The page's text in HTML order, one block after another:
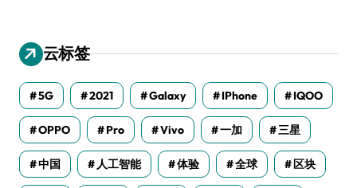
云标签
5G 2021 Galaxy IPhone IQOO
OPPO Pro Vivo 一加 三星
中国 人工智能 体验 全球 区块